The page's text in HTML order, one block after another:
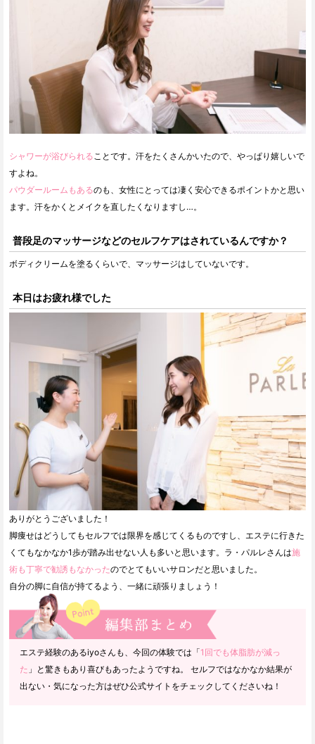
シャワーが浴びられる ことです。汗をたくさんかいたので、やっぱり嬉しいで
すよね。
パウダールームもあるのも、女性にとっては凄く安心できるポイントかと思い
ます。汗をかくとメイクを直したくなりますし…。
普段足のマッサージなどのセルフケアはされているんですか？
ボディクリームを塗るくらいで、マッサージはしていないです。
本日はお疲れ様でした
ありがとうございました！
脚痩せはどうしてもセルフでは限界を感じてくるものですし、エステに行きた
くてもなかなか1歩が踏み出せない人も多いと思います。ラ・パルレさんは施
術も丁寧で勧誘もなかったのでとてもいいサロンだと思いました。
自分の脚に自信が持てるよう、一緒に頑張りましょう！
エステ経験のあるiyoさんも、今回の体験では「1回でも体脂肪が減っ
た 」と驚きもあり喜びもあったようですね。 セルフではなかなか結果が
出ない・気になった方はぜひ公式サイトをチェックしてくださいね！